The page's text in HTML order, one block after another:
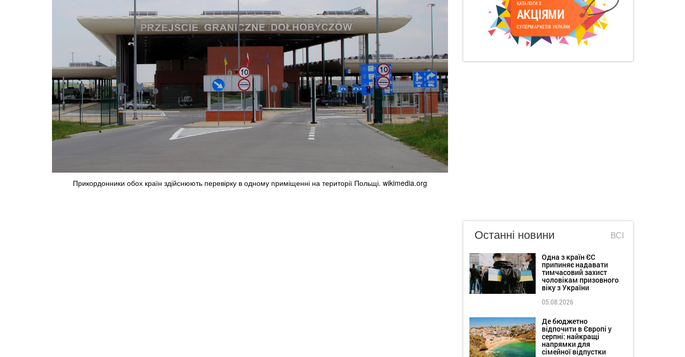
Прикордонники обох країн здійснюють перевірку в одному приміщенні на території Польщі. wikimedia.org
КАТАЛОГИ З
АКЦІЯМИ
СУПЕРМАРКЕТІВ УКРАЇНИ
Останні новини ВСІ
Одна з країн ЄС
припиняє надавати
тимчасовий захист
чоловікам призовного
віку з України
05.08.2026
Де бюджетно
відпочити в Європі у
серпні: найкращі
напрямки для
сімейної відпустки